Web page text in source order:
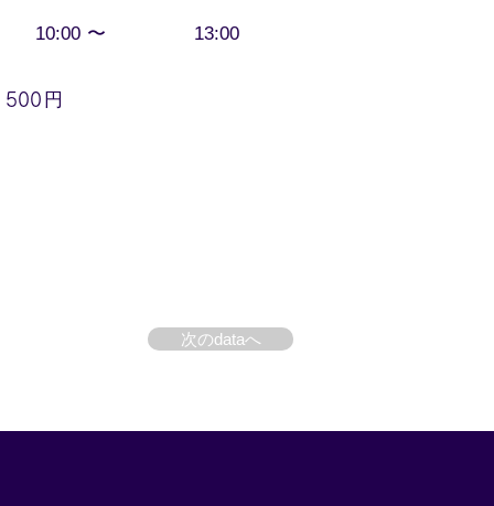
10:00 〜 13:00
500 円
次のdataへ